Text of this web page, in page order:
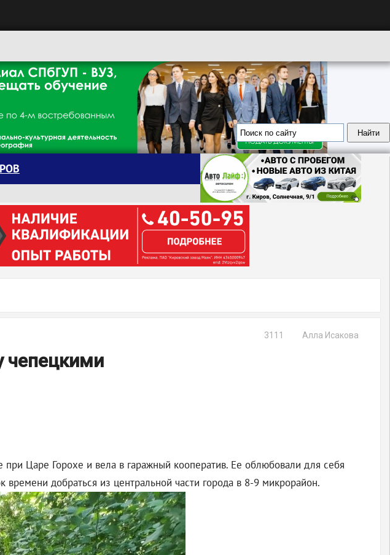
Алла Исакова
3111
чепецкими
Царе Горохе и вела в гаражный кооператив. Ее облюбовали для себя
добраться из центральной части города в 8-9 микрорайон.